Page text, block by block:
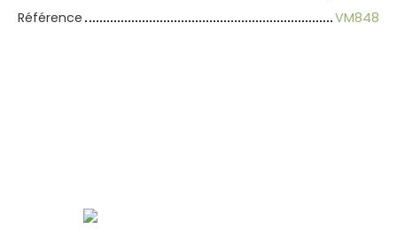
Référence
VM848